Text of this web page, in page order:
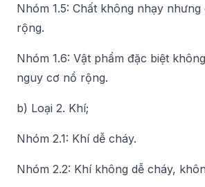
Nhóm 1.5: Chất không nhạy
rộng.
Nhóm 1.6: Vật phẩm đặc biệt
nguy cơ nổ rộng.
b) Loại 2. Khí;
Nhóm 2.1: Khí dễ cháy.
Nhóm 2.2: Khí không dễ cháy,